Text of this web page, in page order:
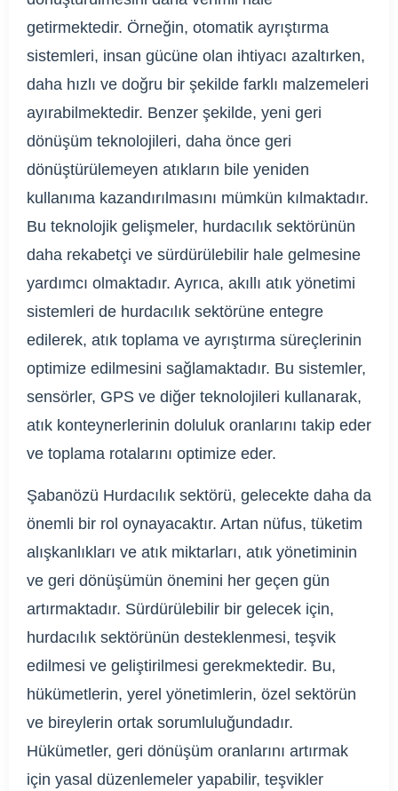
getirmektedir. Örneğin, otomatik ayrıştırma
sistemleri, insan gücüne olan ihtiyacı azaltırken,
daha hızlı ve doğru bir şekilde farklı malzemeleri
ayırabilmektedir. Benzer şekilde, yeni geri
dönüşüm teknolojileri, daha önce geri
dönüştürülemeyen atıkların bile yeniden
kullanıma kazandırılmasını mümkün kılmaktadır.
Bu teknolojik gelişmeler, hurdacılık sektörünün
daha rekabetçi ve sürdürülebilir hale gelmesine
yardımcı olmaktadır. Ayrıca, akıllı atık yönetimi
sistemleri de hurdacılık sektörüne entegre
edilerek, atık toplama ve ayrıştırma süreçlerinin
optimize edilmesini sağlamaktadır. Bu sistemler,
sensörler, GPS ve diğer teknolojileri kullanarak,
atık konteynerlerinin doluluk oranlarını takip eder
ve toplama rotalarını optimize eder.
Şabanözü Hurdacılık sektörü, gelecekte daha da
önemli bir rol oynayacaktır. Artan nüfus, tüketim
alışkanlıkları ve atık miktarları, atık yönetiminin
ve geri dönüşümün önemini her geçen gün
artırmaktadır. Sürdürülebilir bir gelecek için,
hurdacılık sektörünün desteklenmesi, teşvik
edilmesi ve geliştirilmesi gerekmektedir. Bu,
hükümetlerin, yerel yönetimlerin, özel sektörün
ve bireylerin ortak sorumluluğundadır.
Hükümetler, geri dönüşüm oranlarını artırmak
için yasal düzenlemeler yapabilir, teşvikler